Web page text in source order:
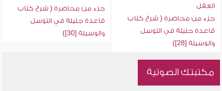
العقل
جزء من محاضرة ( شرح كتاب
قاعدة جليلة في التوسل
والوسيلة [28])
جزء من محاضرة ( شرح كتاب
قاعدة جليلة في التوسل
والوسيلة [30])
مكتبتك الصوتية